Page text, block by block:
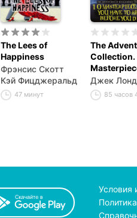
The Lees of
Happiness
Фрэнсис Скотт
Кэй Фицджеральд
47 минут
The
Collection.
Have to
Before You
Джек
85 часов
Условия